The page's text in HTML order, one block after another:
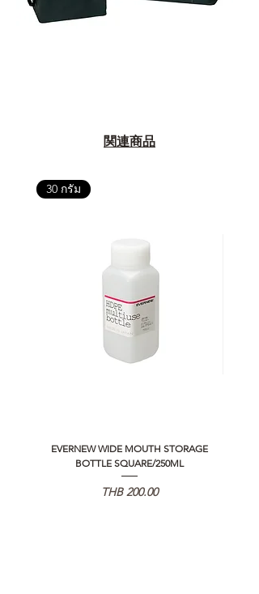
>>
https://www.campstudio.co.th/
warranty
関連商品
30 กรัม
EVERNEW WIDE MOUTH STORAGE
BOTTLE SQUARE/250ML
価格
THB 200.00